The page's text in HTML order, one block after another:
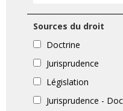
Sources du droit
Doctrine
Jurisprudence
Législation
Jurisprudence -